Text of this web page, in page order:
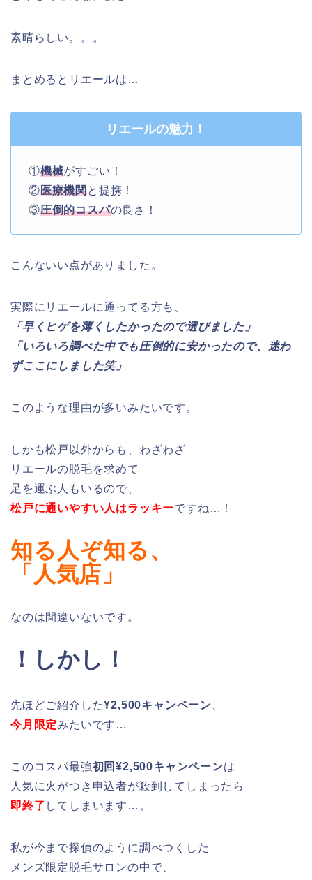
素晴らしい。。。
まとめるとリエールは…
リエールの魅力！
①機械がすごい！
②医療機関と提携！
③圧倒的コスパの良さ！
こんないい点がありました。
実際にリエールに通ってる方も、
「早くヒゲを薄くしたかったので選びました」
「いろいろ調べた中でも圧倒的に安かったので、迷わ
ずここにしました笑」
このような理由が多いみたいです。
しかも松戸以外からも、わざわざ
リエールの脱毛を求めて
足を運ぶ人もいるので、
松戸に通いやすい人はラッキーですね…！
知る人ぞ知る、
「人気店」
なのは間違いないです。
！しかし！
先ほどご紹介した¥2,500キャンペーン
今月限定みたいです…
このコスパ最強初回¥2,500キャンペーンは
人気に火がつき申込者が殺到してしまったら
即終了 してしまいます …。
私が今まで探偵のように調べつくした
メンズ限定脱毛サロンの中で、